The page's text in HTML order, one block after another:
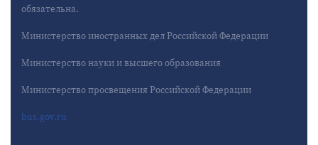
обязательна.
Министерство иностранных дел Российской Федерации
Министерство науки и высшего образования
Министерство просвещения Российской Федерации
bus.gov.ru